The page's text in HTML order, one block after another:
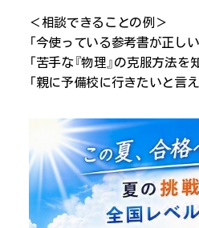
＜相談できることの例＞
「今使っている参考書が正し
「苦手な『物理』の克服方法を
「親に予備校に行きたいと言え